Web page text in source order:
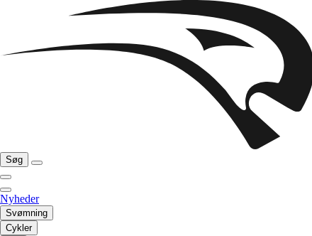
Søg
Nyheder
Svømning
Cykler